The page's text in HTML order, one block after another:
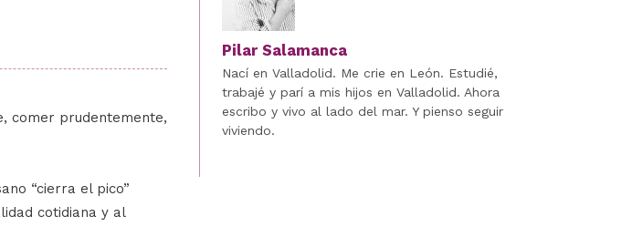
comer prudentemente,
“cierra el pico”
cotidiana y al
Pilar Salamanca
Nací en Valladolid. Me crie en León. Estudié,
trabajé y parí a mis hijos en Valladolid. Ahora
escribo y vivo al lado del mar. Y pienso seguir
viviendo.